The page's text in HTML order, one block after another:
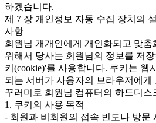
하겠습니다.
제 7 장 개인정보 자동 수집 장치의
사항
회원님 개개인에게 개인화되고 맞춤
위해서 당사는 회원님의 정보를 저
키(cookie)'를 사용합니다. 쿠키는 웹
되는 서버가 사용자의 브라우저에게
꾸러미로 회원님 컴퓨터의 하드디스
1. 쿠키의 사용 목적
- 회원과 비회원의 접속 빈도나 방문